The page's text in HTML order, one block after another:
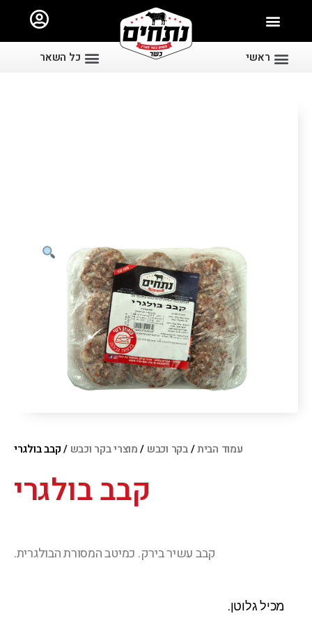
ראשי כל השאר
עמוד הבית/בקר וכבש /מוצרי בקר וכבש / קבב בולגרי
קבב בולגרי
קבב עשיר בירק. כמיטב המסורת הבולגרית.
מכיל גלוטן.